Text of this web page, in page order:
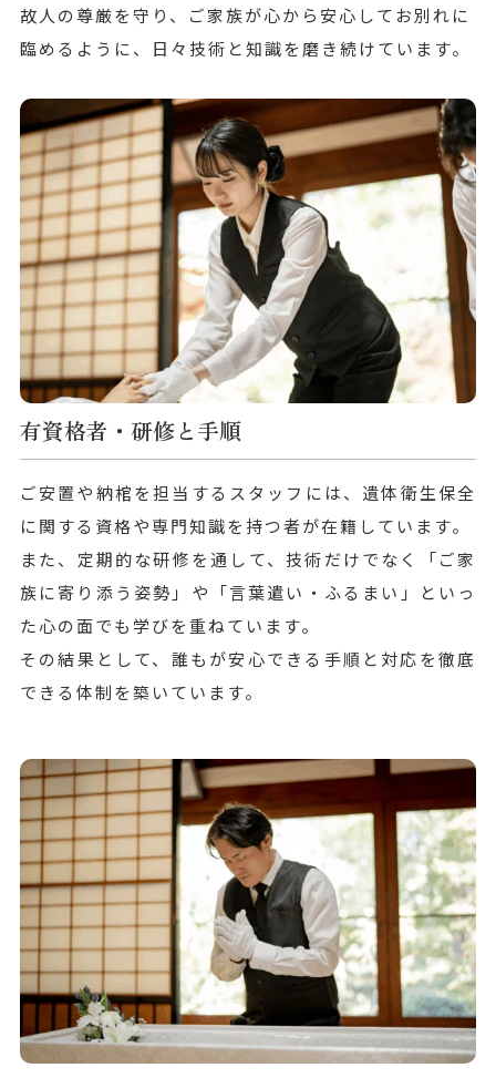
故人の尊厳を守り、ご家族が心から安心してお別れに
臨めるように、日々技術と知識を磨き続けています。
有資格者・研修と手順
ご安置や納棺を担当するスタッフには、遺体衛生保全
に関する資格や専門知識を持つ者が在籍しています。
また、定期的な研修を通して、技術だけでなく「ご家
族に寄り添う姿勢」や「言葉遣い・ふるまい」といっ
た心の面でも学びを重ねています。
その結果として、誰もが安心できる手順と対応を徹底
できる体制を築いています。